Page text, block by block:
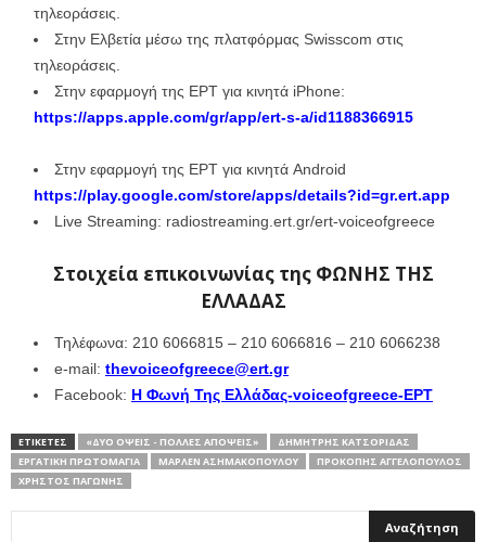
τηλεοράσεις.
Στην Ελβετία μέσω της πλατφόρμας Swisscom στις
τηλεοράσεις.
Στην εφαρμογή της ΕΡΤ για κινητά iPhone:
https://apps.apple.com/gr/app/ert-s-a/id1188366915
Στην εφαρμογή της ΕΡΤ για κινητά Android
https://play.google.com/store/apps/details?id=gr.ert.app
Live Streaming: radiostreaming.ert.gr/ert-voiceofgreece
Στοιχεία επικοινωνίας της ΦΩΝΗΣ ΤΗΣ
ΕΛΛΑΔΑΣ
Τηλέφωνα: 210 6066815 – 210 6066816 – 210 6066238
e-mail: thevoiceofgreece@ert.gr
Facebook: Η Φωνή Της Ελλάδας-voiceofgreece-ΕΡΤ
ΕΤΙΚΕΤΕΣ «ΔΎΟ ΌΨΕΙΣ - ΠΟΛΛΈΣ ΑΠΌΨΕΙΣ»
ΔΗΜΉΤΡΗΣ ΚΑΤΣΟΡΊΔΑΣ
ΕΡΓΑΤΙΚΉ ΠΡΩΤΟΜΑΓΙΆ
ΜΑΡΛΈΝ ΑΣΗΜΑΚΟΠΟΎΛΟΥ
ΠΡΟΚΌΠΗΣ ΑΓΓΕΛΌΠΟΥΛΟΣ
ΧΡΉΣΤΟΣ ΠΑΓΏΝΗΣ